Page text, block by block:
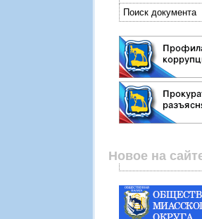
Поиск документа
Новое на